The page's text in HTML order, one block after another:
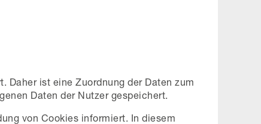
Daher ist eine Zuordnung der Daten zum
Daten der Nutzer gespeichert.
von Cookies informiert. In diesem